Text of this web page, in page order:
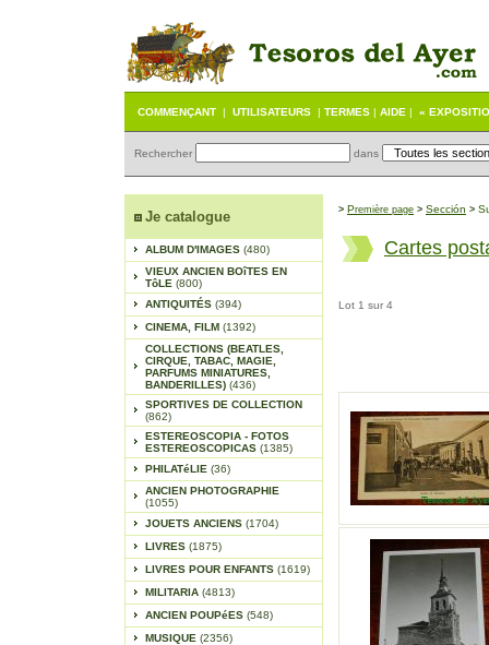
COMMENÇANT | UTILISATEURS | TERMES | AIDE | «
Rechercher dans
Je catalogue
ALBUM D'IMAGES (480)
VIEUX ANCIEN BOîTES EN
TôLE (800)
ANTIQUITÉS (394)
CINEMA, FILM (1392)
COLLECTIONS (BEATLES,
CIRQUE, TABAC, MAGIE,
PARFUMS MINIATURES,
BANDERILLES) (436)
SPORTIVES DE COLLECTION
(862)
ESTEREOSCOPIA - FOTOS
ESTEREOSCOPICAS (1385)
PHILATéLIE (36)
ANCIEN PHOTOGRAPHIE
(1055)
JOUETS ANCIENS (1704)
LIVRES (1875)
LIVRES POUR ENFANTS (1619)
MILITARIA (4813)
ANCIEN POUPéES (548)
MUSIQUE (2356)
> Première page > Sección >
Cartes
Lot 1 sur 4